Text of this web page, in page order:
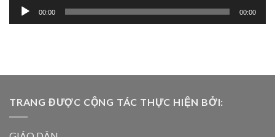
Trình
chơi
00:00 00:00
TRANG ĐƯỢC CỘNG TÁC THỰC HIỆN BỞI: